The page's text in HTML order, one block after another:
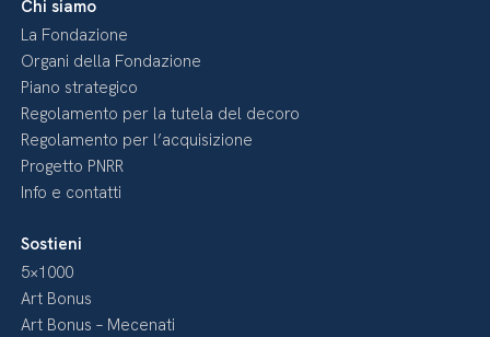
Chi siamo
La Fondazione
Organi della Fondazione
Piano strategico
Regolamento per la tutela del decoro
Regolamento per l’acquisizione
Progetto PNRR
Info e contatti
Sostieni
5×1000
Art Bonus
Art Bonus – Mecenati